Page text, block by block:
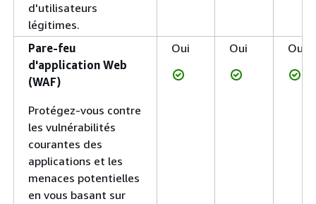
d'utilisateurs
légitimes.
Pare-feu
d'application Web
(WAF)
Protégez-vous contre
les vulnérabilités
courantes des
applications et les
menaces potentielles
en vous basant sur
Oui Oui Oui